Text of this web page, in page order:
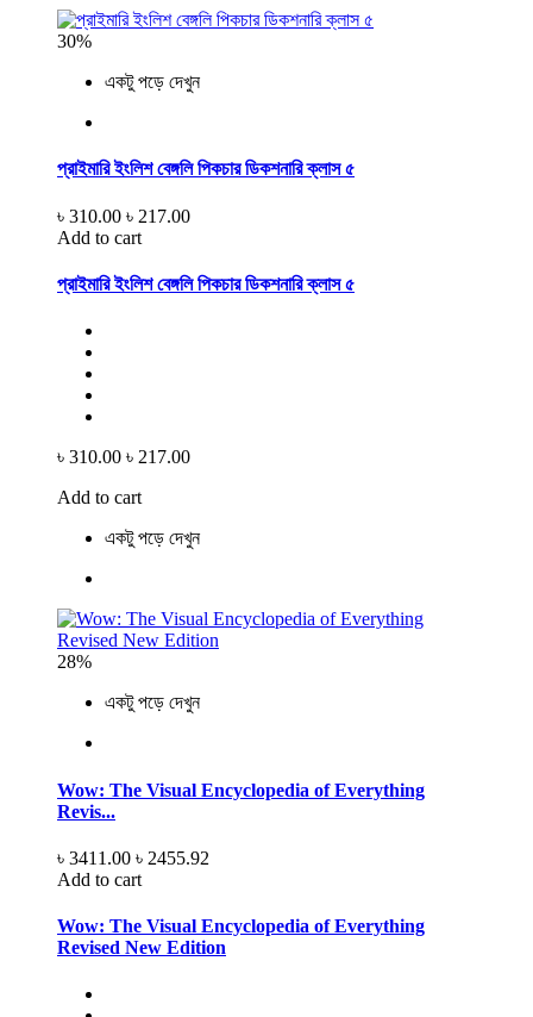
30%
একটু পড়ে দেখুন
প্রাইমারি ইংলিশ বেঙ্গলি পিকচার ডিকশনারি ক্লাস ৫
৳ 310.00 ৳ 217.00
Add to cart
প্রাইমারি ইংলিশ বেঙ্গলি পিকচার ডিকশনারি ক্লাস ৫
৳ 310.00 ৳ 217.00
Add to cart
একটু পড়ে দেখুন
28%
একটু পড়ে দেখুন
Wow: The Visual Encyclopedia of Everything
Revis...
৳ 3411.00 ৳ 2455.92
Add to cart
Wow: The Visual Encyclopedia of Everything
Revised New Edition